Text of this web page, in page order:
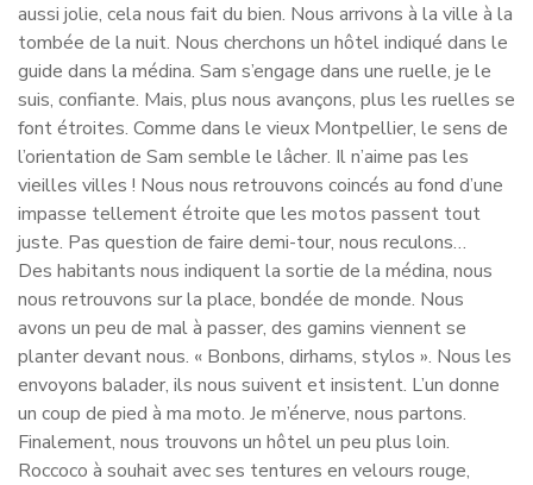
aussi jolie, cela nous fait du bien. Nous arrivons à la ville à la
tombée de la nuit. Nous cherchons un hôtel indiqué dans le
guide dans la médina. Sam s’engage dans une ruelle, je le
suis, confiante. Mais, plus nous avançons, plus les ruelles se
font étroites. Comme dans le vieux Montpellier, le sens de
l’orientation de Sam semble le lâcher. Il n’aime pas les
vieilles villes ! Nous nous retrouvons coincés au fond d’une
impasse tellement étroite que les motos passent tout
juste. Pas question de faire demi-tour, nous reculons…
Des habitants nous indiquent la sortie de la médina, nous
nous retrouvons sur la place, bondée de monde. Nous
avons un peu de mal à passer, des gamins viennent se
planter devant nous. « Bonbons, dirhams, stylos ». Nous les
envoyons balader, ils nous suivent et insistent. L’un donne
un coup de pied à ma moto. Je m’énerve, nous partons.
Finalement, nous trouvons un hôtel un peu plus loin.
Roccoco à souhait avec ses tentures en velours rouge,